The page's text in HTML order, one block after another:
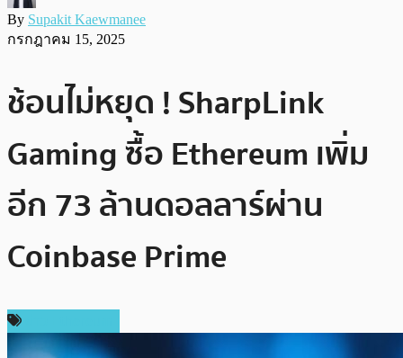
By Supakit Kaewmanee
กรกฎาคม 15, 2025
ช้อนไม่หยุด ! SharpLink
Gaming ซื้อ Ethereum เพิ่ม
อีก 73 ล้านดอลลาร์ผ่าน
Coinbase Prime